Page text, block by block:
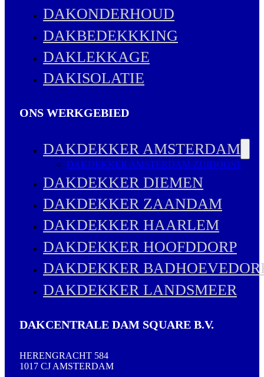
DAKONDERHOUD
DAKBEDEKKKING
DAKLEKKAGE
DAKISOLATIE
ONS WERKGEBIED
DAKDEKKER AMSTERDAM
DAKDEKKER AMSTERDAM-ZUIDOOST
DAKDEKKER DIEMEN
DAKDEKKER ZAANDAM
DAKDEKKER HAARLEM
DAKDEKKER HOOFDDORP
DAKDEKKER
DAKDEKKER LANDSMEER
DAKCENTRALE DAM SQUARE B.V.
HERENGRACHT 584
1017 CJ AMSTERDAM